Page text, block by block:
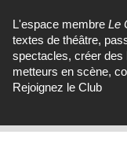
L'espace membre Le
textes de théâtre,
spectacles, créer des
metteurs en scène,
Rejoignez le Club